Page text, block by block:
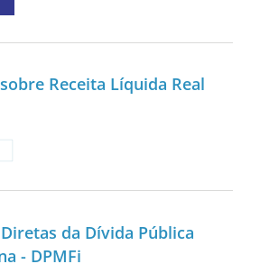
Receita Líquida Real
da Dívida Pública
- DPMFi